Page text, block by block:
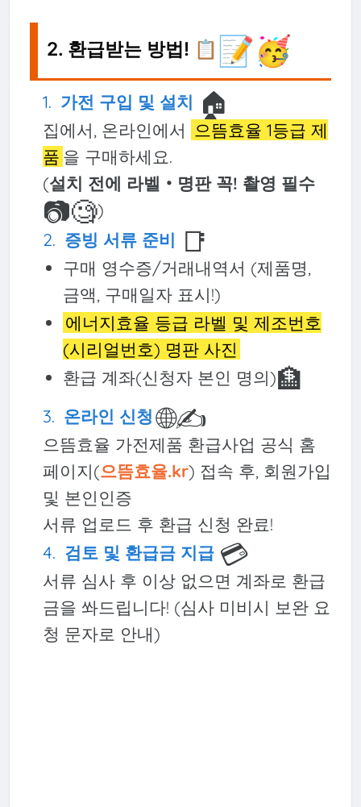
2. 환급받는 방법! 📋 📝🥳
가전 구입 및 설치 🏠
집에서, 온라인에서
으뜸효율 1등급 제
품 을 구매하세요.
(설치 전에 라벨‧명판 꼭! 촬영 필수
📷🧐)
증빙 서류 준비 📑
구매 영수증/거래내역서 (제품명,
금액, 구매일자 표시!)
에너지효율 등급 라벨 및 제조번호
(시리얼번호) 명판 사진
환급 계좌(신청자 본인 명의)🏦
온라인 신청 🌐✍️
으뜸효율 가전제품 환급사업 공식 홈
페이지(으뜸효율.kr) 접속 후, 회원가입
및 본인인증
서류 업로드 후 환급 신청 완료!
검토 및 환급금 지급 💳
서류 심사 후 이상 없으면 계좌로 환급
금을 쏴드립니다! (심사 미비시 보완 요
청 문자로 안내)